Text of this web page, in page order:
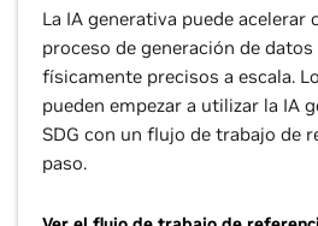
La IA generativa puede acelerar
proceso de generación de
físicamente precisos a escala.
pueden empezar a utilizar la IA
SDG con un flujo de trabajo de
paso.